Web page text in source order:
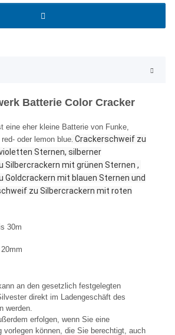
Batterie Color Cracker
eine eher kleine Batterie von Funke,
oder lemon blue Crackerschweif zu
Sternen, silberner
Silbercrackern mit grünen Sternen ,
Goldcrackern mit blauen Sternen und
zu Silbercrackern mit roten
30m
an den gesetzlich festgelegten
direkt im Ladengeschäft des
werden.
erfolgen, wenn Sie eine
vorlegen können, die Sie berechtigt, auch